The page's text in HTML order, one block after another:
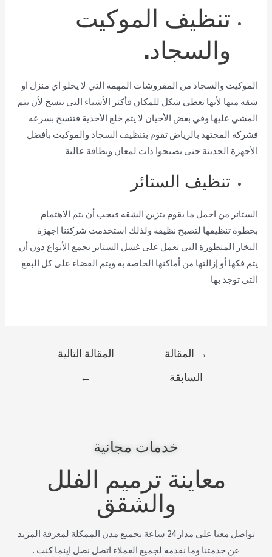
تنظيف الموكيت
والسجاد.
الموكيت والسجاد من المفروشات المهمة التي لا يخلو اي منزل او
شقه منها لأنها تعطي شكل للمكان فأكثر الأشياء التي تتسخ لأن يتم
المشي عليها وفي بعض الأحيان لا يتم خلع الأحذية فتتسخ بسرعه
فشركة المجتهد بالرياض تقوم بتنظيف السجاد والموكيت بأفضل
الأجهزة الحديثة حتى يصبحوا ذات لمعان ونظافة عالية
تنظيف الستائر
الستائر من اجمل ما يقوم بتزين الشقه فيجب أن يتم الاهتمام
بخطوة تنظيفها لتصبح نظيفة ولذلك استخدمت شركتنا اجهزة
البخار المتطورة التي تعمل على غسل الستائر بجمع الأنواع دون أن
يتم فكها أو إزالتها من أماكنها الخاصة به ويتم القضاء على كل البقع
التي توجد بها
→ المقالة
السابقة
المقالة التالية
←
خدمات مجانية
معاينة ترميم الفلل
والشقق
تواصل معنا على مدار 24 ساعة بحميع مدن الممكلة لمعرفة المزيد
عن خدمتنا وما نقدمه لجميع العملاء اتصل نصل اينما كنت .